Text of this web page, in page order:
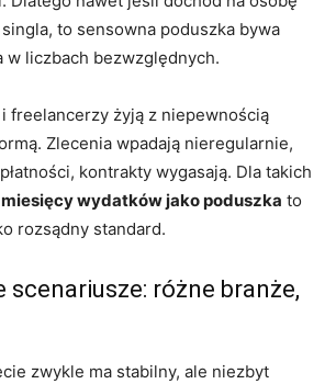
to sensowna poduszka bywa
w liczbach bezwzględnych.
freelancerzy żyją z niepewnością
Zlecenia wpadają nieregularnie,
kontrakty wygasają. Dla takich
wydatków jako poduszka to
rozsądny standard.
scenariusze: różne branże,
zwykle ma stabilny, ale niezbyt